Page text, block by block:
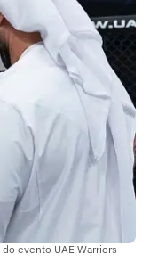
evento UAE Warriors